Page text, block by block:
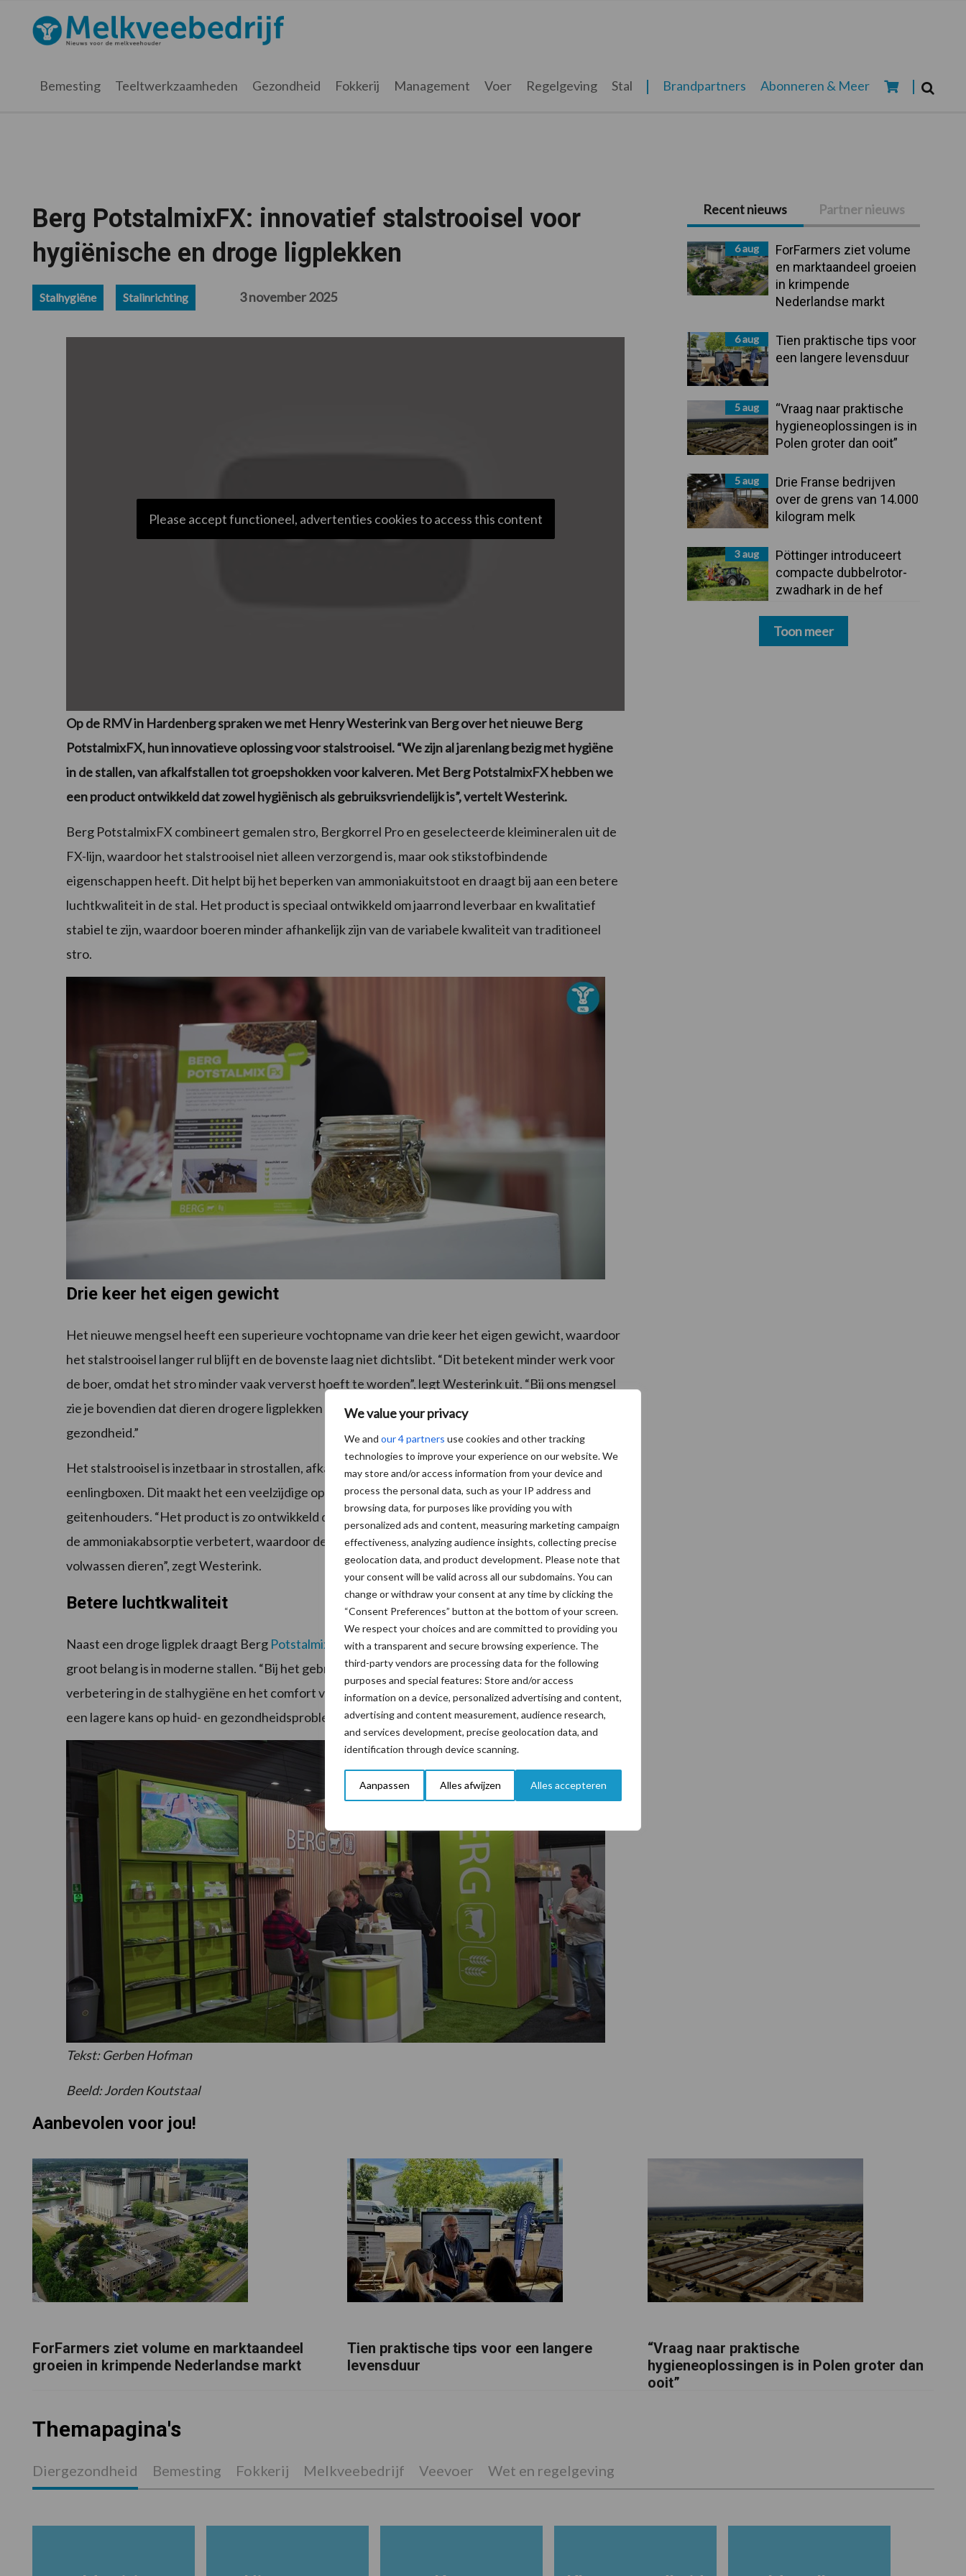
We value your privacy
We and our 4 partners use cookies and other tracking
technologies to improve your experience on our website. We
may store and/or access information from your device and
process the personal data, such as your IP address and
browsing data, for purposes like providing you with
personalized ads and content, measuring marketing campaign
effectiveness, analyzing audience insights, collecting precise
geolocation data, and product development. Please note that
your consent will be valid across all our subdomains. You can
change or withdraw your consent at any time by clicking the
“Consent Preferences” button at the bottom of your screen.
We respect your choices and are committed to providing you
with a transparent and secure browsing experience. The
third-party vendors are processing data for the following
purposes and special features: Store and/or access
information on a device, personalized advertising and content,
advertising and content measurement, audience research,
and services development, precise geolocation data, and
identification through device scanning.
Aanpassen Alles afwijzen Alles accepteren
hoofdnavigatie
hoofd
eerste
voettekst
Melkveebedrijf.nl
Bemesting Teeltwerkzaamheden Gezondheid Fokkerij Management Voer Regelgeving Stal Brandpartners Abonneren & Meer
Berg PotstalmixFX: innovatief stalstrooisel voor
hygiënische en droge ligplekken
Stalhygiëne Stalinrichting 3 november 2025
Please accept functioneel, advertenties cookies to access this content
Op de RMV in Hardenberg spraken we met Henry Westerink van Berg over het nieuwe Berg
PotstalmixFX, hun innovatieve oplossing voor stalstrooisel. “We zijn al jarenlang bezig met hygiëne
in de stallen, van afkalfstallen tot groepshokken voor kalveren. Met Berg PotstalmixFX hebben we
een product ontwikkeld dat zowel hygiënisch als gebruiksvriendelijk is”, vertelt Westerink.
Berg PotstalmixFX combineert gemalen stro, Bergkorrel Pro en geselecteerde kleimineralen uit de
FX-lijn, waardoor het stalstrooisel niet alleen verzorgend is, maar ook stikstofbindende
eigenschappen heeft. Dit helpt bij het beperken van ammoniakuitstoot en draagt bij aan een betere
luchtkwaliteit in de stal. Het product is speciaal ontwikkeld om jaarrond leverbaar en kwalitatief
stabiel te zijn, waardoor boeren minder afhankelijk zijn van de variabele kwaliteit van traditioneel
stro.
Drie keer het eigen gewicht
Het nieuwe mengsel heeft een superieure vochtopname van drie keer het eigen gewicht, waardoor
het stalstrooisel langer rul blijft en de bovenste laag niet dichtslibt. “Dit betekent minder werk voor
de boer, omdat het stro minder vaak ververst hoeft te worden”, legt Westerink uit. “Bij ons mengsel
zie je bovendien dat dieren drogere ligplekken hebben, wat bijdraagt aan hun welzijn en
gezondheid.”
Het stalstrooisel is inzetbaar in strostallen, afkalfstallen, kalverhuisvesting, vrije loopstallen en
eenlingboxen. Dit maakt het een veelzijdige oplossing voor zowel melkveehouders als
geitenhouders. “Het product is zo ontwikkeld dat het antibacteriële eigenschappen ondersteunt en
de ammoniakabsorptie verbetert, waardoor de stalomgeving gezonder blijft voor jongvee en
volwassen dieren”, zegt Westerink.
Betere luchtkwaliteit
Naast een droge ligplek draagt Berg PotstalmixFXook bij aan een betere luchtkwaliteit, wat van
groot belang is in moderne stallen. “Bij het gebruik van dit product zien we een duidelijke
verbetering in de stalhygiëne en het comfort van de dieren. Dat vertaalt zich ook in minder stress en
een lagere kans op huid- en gezondheidsproblemen”, aldus Westerink.
Tekst: Gerben Hofman
Beeld: Jorden Koutstaal
Primaire
Sidebar
Recent nieuws Partner nieuws
6 aug
ForFarmers ziet volume
en marktaandeel groeien
in krimpende
Nederlandse markt
6 aug
Tien praktische tips voor
een langere levensduur
5 aug
“Vraag naar praktische
hygieneoplossingen is in
Polen groter dan ooit”
5 aug
Drie Franse bedrijven
over de grens van 14.000
kilogram melk
3 aug
Pöttinger introduceert
compacte dubbelrotor-
zwadhark in de hef
Toon meer
Aanbevolen voor jou!
ForFarmers ziet volume en marktaandeel
groeien in krimpende Nederlandse markt
Tien praktische tips voor een langere
levensduur
“Vraag naar praktische
hygieneoplossingen is in Polen groter dan
ooit”
Themapagina's
Diergezondheid Bemesting Fokkerij Melkveebedrijf Veevoer Wet en regelgeving